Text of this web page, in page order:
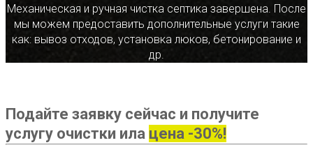
Механическая и ручная чистка септика завершена. После
мы можем предоставить дополнительные услуги такие
как: вывоз отходов, установка люков, бетонирование и
др.
Подайте заявку сейчас и получите
услугу очистки ила цена -30%!